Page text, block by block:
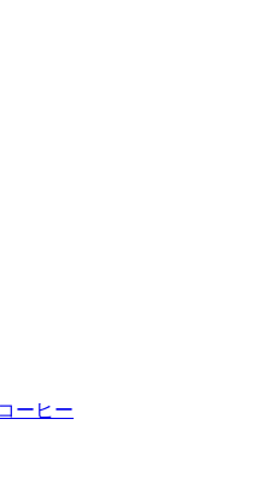
コーヒー